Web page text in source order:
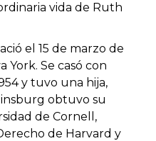
vida de Ruth
el 15 de marzo de
York. Se casó con
y tuvo una hija,
obtuvo su
de Cornell,
de Harvard y